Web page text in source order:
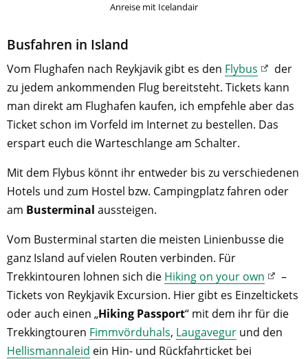
Anreise mit Icelandair
Busfahren in Island
Vom Flughafen nach Reykjavik gibt es den Flybus
der
zu jedem ankommenden Flug bereitsteht. Tickets kann
man direkt am Flughafen kaufen, ich empfehle aber das
Ticket schon im Vorfeld im Internet zu bestellen. Das
erspart euch die Warteschlange am Schalter.
Mit dem Flybus könnt ihr entweder bis zu verschiedenen
Hotels und zum Hostel bzw. Campingplatz fahren oder
am Busterminal aussteigen.
Vom Busterminal starten die meisten Linienbusse die
ganz Island auf vielen Routen verbinden. Für
Trekkintouren lohnen sich die Hiking on your own
–
Tickets von Reykjavik Excursion. Hier gibt es Einzeltickets
oder auch einen „Hiking Passport“ mit dem ihr für die
Trekkingtouren Fimmvörduhals, Laugavegur und den
Hellismannaleid ein Hin- und Rückfahrticket bei